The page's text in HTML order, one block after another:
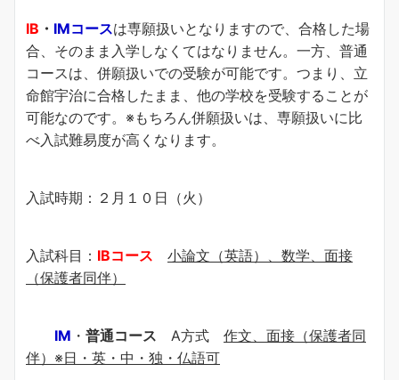
IB ・ IMコースは専願扱いとなりますので、合格した場
合、そのまま入学しなくてはなりません。一方、普通
コースは、併願扱いでの受験が可能です。つまり、立
命館宇治に合格したまま、他の学校を受験することが
可能なのです。※もちろん併願扱いは、専願扱いに比
べ入試難易度が高くなります。
入試時期：２月１０日（火）
入試科目： IBコース
小論文（英語）、数学、面接
（保護者同伴）
IM ・ 普通コース A方式 作文、面接（保護者同
伴）※日・英・中・独・仏語可